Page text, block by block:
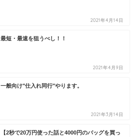
2021年4月14日
最短・最速を狙うべし！！
2021年4月9日
一般向け"仕入れ同行"やります。
2021年3月14日
【2秒で20万円使った話と4000円のバッグを買っ